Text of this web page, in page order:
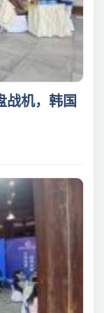
战机，韩国